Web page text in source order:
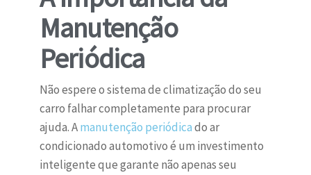
Manutenção
Periódica
Não espere o sistema de climatização do seu
carro falhar completamente para procurar
ajuda. Amanutenção periódicado ar
condicionado automotivo é um investimento
inteligente que garante não apenas seu